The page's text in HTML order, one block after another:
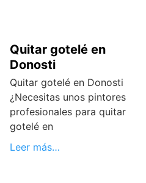
Quitar gotelé en
Donosti
Quitar gotelé en Donosti
¿Necesitas unos pintores
profesionales para quitar
gotelé en
Leer más…